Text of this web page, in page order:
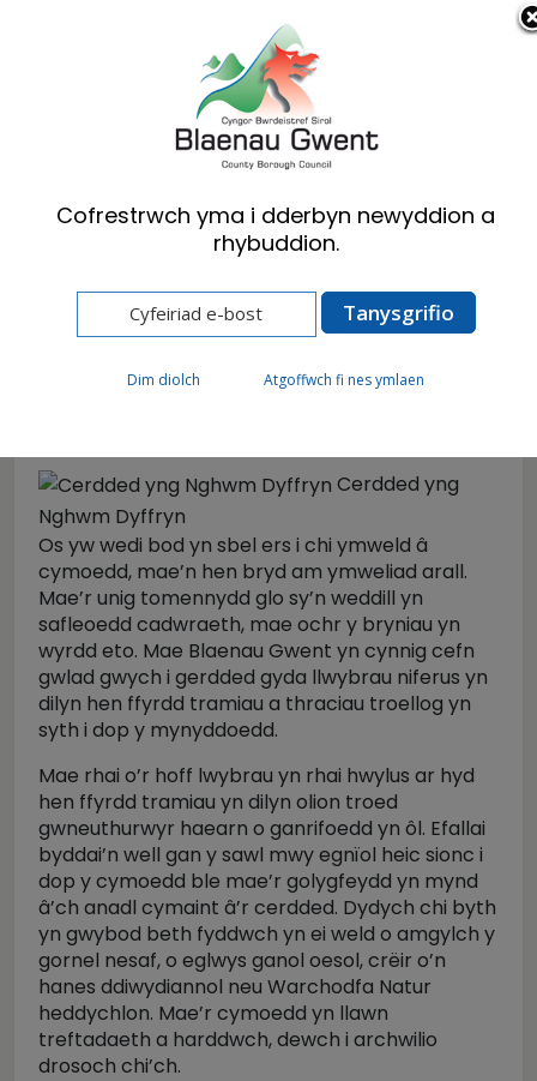
Cymraeg English
Ymwelwyr
Gweithgareddau
Cerdded
Cerdded yng
Nghwm Dyffryn
Os yw wedi bod yn sbel ers i chi ymweld â
cymoedd, mae’n hen bryd am ymweliad arall.
Mae’r unig tomennydd glo sy’n weddill yn
safleoedd cadwraeth, mae ochr y bryniau yn
wyrdd eto. Mae Blaenau Gwent yn cynnig cefn
gwlad gwych i gerdded gyda llwybrau niferus yn
dilyn hen ffyrdd tramiau a thraciau troellog yn
syth i dop y mynyddoedd.
Mae rhai o’r hoff lwybrau yn rhai hwylus ar hyd
hen ffyrdd tramiau yn dilyn olion troed
gwneuthurwyr haearn o ganrifoedd yn ôl. Efallai
byddai’n well gan y sawl mwy egnïol heic sionc i
dop y cymoedd ble mae’r golygfeydd yn mynd
â’ch anadl cymaint â’r cerdded. Dydych chi byth
yn gwybod beth fyddwch yn ei weld o amgylch y
gornel nesaf, o eglwys ganol oesol, crëir o’n
hanes ddiwydiannol neu Warchodfa Natur
heddychlon. Mae’r cymoedd yn llawn
treftadaeth a harddwch, dewch i archwilio
drosoch chi’ch.
Cofrestrwch yma i dderbyn newyddion a
rhybuddion.
Dim diolch Atgoffwch fi nes ymlaen